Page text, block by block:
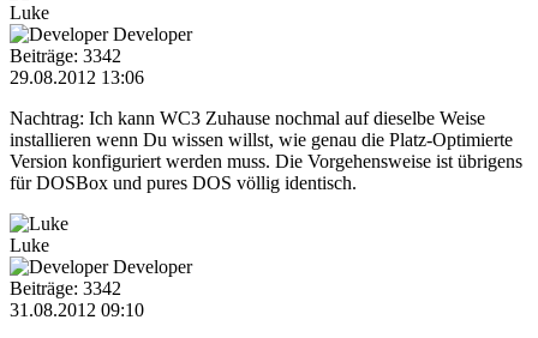
Luke
Developer
Beiträge: 3342
29.08.2012 13:06
Nachtrag: Ich kann WC3 Zuhause nochmal auf dieselbe Weise
installieren wenn Du wissen willst, wie genau die Platz-Optimierte
Version konfiguriert werden muss. Die Vorgehensweise ist übrigens
für DOSBox und pures DOS völlig identisch.
Luke
Developer
Beiträge: 3342
31.08.2012 09:10